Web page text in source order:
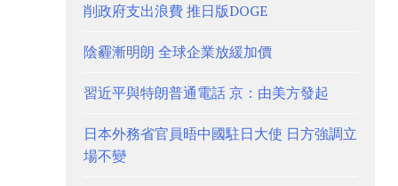
削政府支出浪費 推日版DOGE
陰霾漸明朗 全球企業放緩加價
習近平與特朗普通電話 京：由美方發起
日本外務省官員晤中國駐日大使 日方強調立
場不變